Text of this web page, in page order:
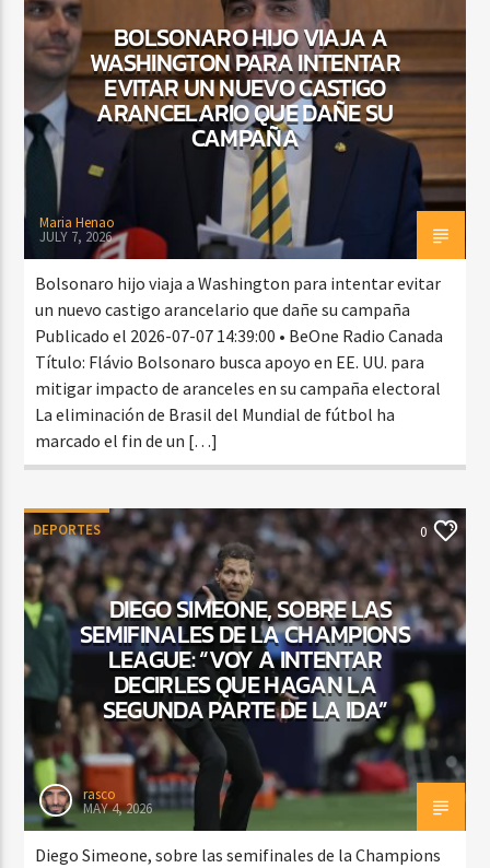
CURRENT SHOW
DJ MIX
12:00 AM 2:00 AM
Beone Radio
BOLSONARO HIJO VIAJA A
WASHINGTON PARA INTENTAR
EVITAR UN NUEVO CASTIGO
ARANCELARIO QUE DAÑE SU
CAMPAÑA
Maria Henao
JULY 7, 2026
Bolsonaro hijo viaja a Washington para intentar evitar
un nuevo castigo arancelario que dañe su campaña
Publicado el 2026-07-07 14:39:00 • BeOne Radio Canada
Título: Flávio Bolsonaro busca apoyo en EE. UU. para
mitigar impacto de aranceles en su campaña electoral
La eliminación de Brasil del Mundial de fútbol ha
marcado el fin de un […]
DEPORTES 0
DIEGO SIMEONE, SOBRE LAS
SEMIFINALES DE LA CHAMPIONS
LEAGUE: “VOY A INTENTAR
DECIRLES QUE HAGAN LA
SEGUNDA PARTE DE LA IDA”
rasco
MAY 4, 2026
Diego Simeone, sobre las semifinales de la Champions